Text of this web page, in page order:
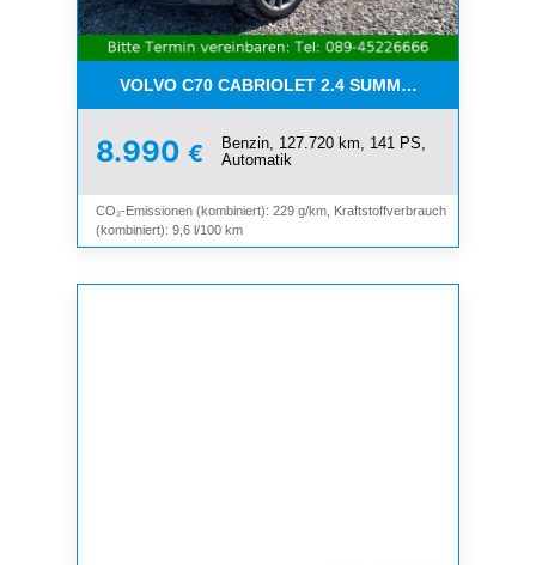
VOLVO C70 CABRIOLET 2.4
8.990 €
Benzin, 127.720 km, 141 PS,
Automatik
CO₂-Emissionen (kombiniert): 229 g/km, Kraftstoffverbrauch
(kombiniert): 9,6 l/100 km